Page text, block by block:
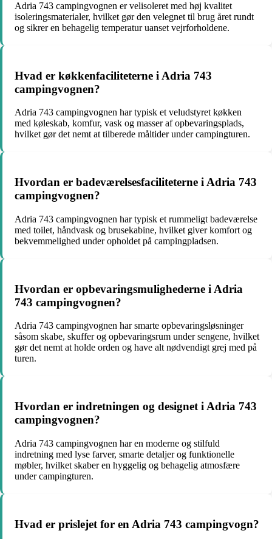
Adria 743 campingvognen er velisoleret med høj kvalitet
isoleringsmaterialer, hvilket gør den velegnet til brug året rundt
og sikrer en behagelig temperatur uanset vejrforholdene.
Hvad er køkkenfaciliteterne i Adria 743
campingvognen?
Adria 743 campingvognen har typisk et veludstyret køkken
med køleskab, komfur, vask og masser af opbevaringsplads,
hvilket gør det nemt at tilberede måltider under campingturen.
Hvordan er badeværelsesfaciliteterne i Adria 743
campingvognen?
Adria 743 campingvognen har typisk et rummeligt badeværelse
med toilet, håndvask og brusekabine, hvilket giver komfort og
bekvemmelighed under opholdet på campingpladsen.
Hvordan er opbevaringsmulighederne i Adria
743 campingvognen?
Adria 743 campingvognen har smarte opbevaringsløsninger
såsom skabe, skuffer og opbevaringsrum under sengene, hvilket
gør det nemt at holde orden og have alt nødvendigt grej med på
turen.
Hvordan er indretningen og designet i Adria 743
campingvognen?
Adria 743 campingvognen har en moderne og stilfuld
indretning med lyse farver, smarte detaljer og funktionelle
møbler, hvilket skaber en hyggelig og behagelig atmosfære
under campingturen.
Hvad er prislejet for en Adria 743 campingvogn?